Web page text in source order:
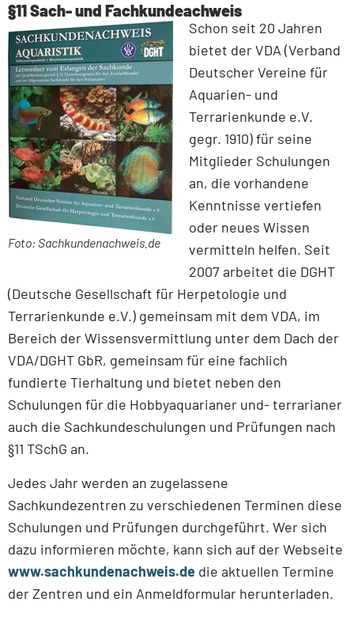
§11 Sach- und Fachkundeachweis
Foto: Sachkundenachweis.de
Schon seit 20 Jahren
bietet der VDA (Verband
Deutscher Vereine für
Aquarien- und
Terrarienkunde e.V.
gegr. 1910) für seine
Mitglieder Schulungen
an, die vorhandene
Kenntnisse vertiefen
oder neues Wissen
vermitteln helfen. Seit
2007 arbeitet die DGHT
(Deutsche Gesellschaft für Herpetologie und
Terrarienkunde e.V.) gemeinsam mit dem VDA, im
Bereich der Wissensvermittlung unter dem Dach der
VDA/DGHT GbR, gemeinsam für eine fachlich
fundierte Tierhaltung und bietet neben den
Schulungen für die Hobbyaquarianer und- terrarianer
auch die Sachkundeschulungen und Prüfungen nach
§11 TSchG an.
Jedes Jahr werden an zugelassene
Sachkundezentren zu verschiedenen Terminen diese
Schulungen und Prüfungen durchgeführt. Wer sich
dazu informieren möchte, kann sich auf der Webseite
www.sachkundenachweis.de die aktuellen Termine
der Zentren und ein Anmeldformular herunterladen.